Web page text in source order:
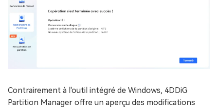
Contrairement à l'outil intégré de Windows, 4DDiG
Partition Manager offre un aperçu des modifications